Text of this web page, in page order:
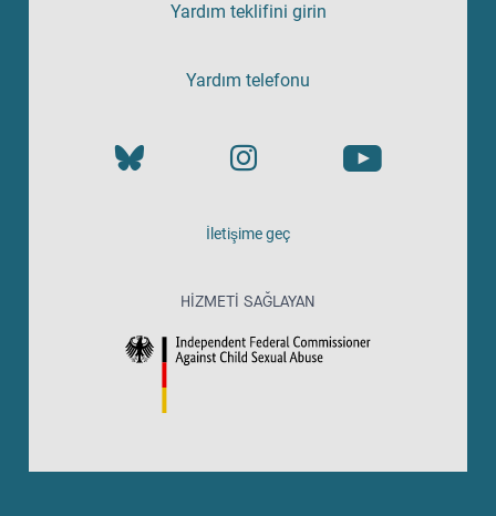
Yardım teklifini girin
Yardım telefonu
İletişime geç
HIZMETI SAĞLAYAN